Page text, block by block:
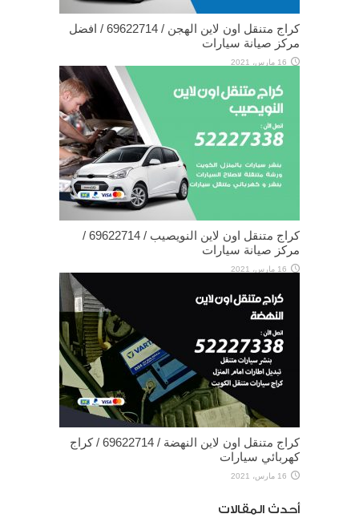
كراج متنقل اون لاين الهجن / 69622714‬ / افضل
مركز صيانة سيارات
16 مارس، 2021
كراج متنقل اون لاين النويصيب / 69622714‬ /
مركز صيانة سيارات
16 مارس، 2021
كراج متنقل اون لاين النهضة / 69622714‬ / كراج
كهربائي سيارات
16 مارس، 2021
أحدث المقالات